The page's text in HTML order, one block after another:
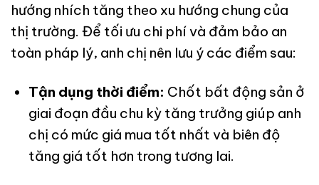
hướng nhích tăng theo xu hướng chung của
thị trường. Để tối ưu chi phí và đảm bảo an
toàn pháp lý, anh chị nên lưu ý các điểm sau:
Tận dụng thời điểm: Chốt bất động sản ở
giai đoạn đầu chu kỳ tăng trưởng giúp anh
chị có mức giá mua tốt nhất và biên độ
tăng giá tốt hơn trong tương lai.